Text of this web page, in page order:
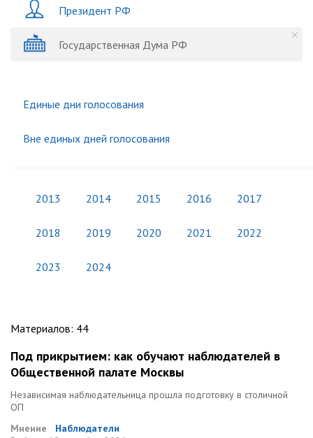
Президент РФ
Государственная Дума РФ
Единые дни голосования
Вне единых дней голосования
2013 2014 2015 2016 2017
2018 2019 2020 2021 2022
2023 2024
Материалов: 44
Под прикрытием: как обучают наблюдателей в
Общественной палате Москвы
Независимая наблюдательница прошла подготовку в столичной
ОП
Мнение
Наблюдатели